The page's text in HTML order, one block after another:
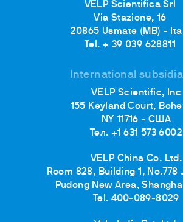
VELP Scientifica Srl
Via Stazione, 16
20865 Usmate (MB) -
Tel. + 39 039 628811
International
VELP Scientific, Inc
155 Keyland Court,
NY 11716 - США
Тел. +1 631 573 6002
VELP China Co. Ltd.
Room 828, Building 1, No.778
Pudong New Area,
Tel. 400-089-8029